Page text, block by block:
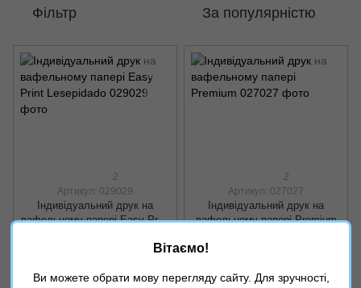
Фільтр За популярністю
2
Артикул: 029029
Індивідуальний друк на
вафельному папері Easy Print
2
Артикул: 027027
Індивідуальний друк на
вафельному папері Premium
Вітаємо!
Ви можете обрати мову перегляду сайту. Для зручності,